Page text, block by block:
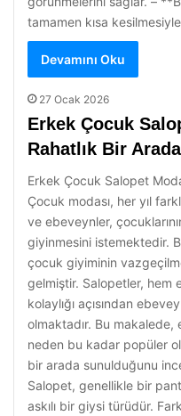
tamamen kısa
Devamını Oku
27 Ocak 2026
Erkek Çocuk
Rahatlık Bir Arada
Erkek Çocuk Salopet
Çocuk modası, her yıl
ve ebeveynler,
giyinmesini istemektedir.
çocuk giyiminin
gelmiştir. Salopetler, hem
kolaylığı açısından
olmaktadır. Bu makalede,
neden bu kadar popüler
bir arada sunulduğunu
Salopet, genellikle bir
askılı bir giysi türüdür.